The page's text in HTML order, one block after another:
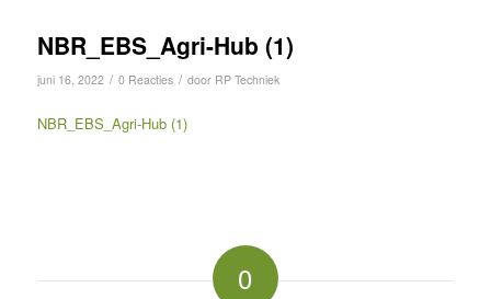
NBR_EBS_Agri-Hub (1)
juni 16, 2022 / 0 Reacties / door RP Techniek
NBR_EBS_Agri-Hub (1)
0